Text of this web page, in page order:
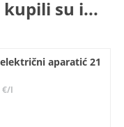
su i...
aparatić 21
€/l